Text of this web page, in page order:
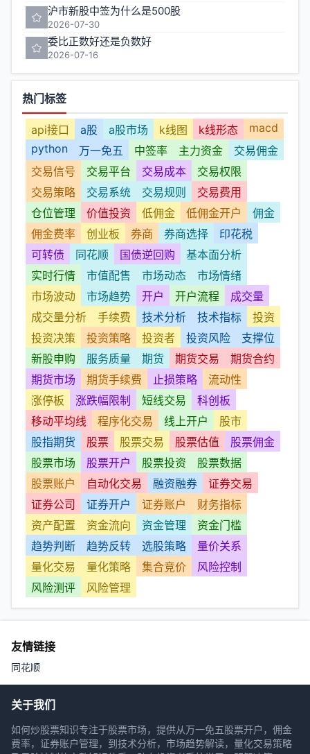
沪市新股中签为什么是500股
2026-07-30
委比正数好还是负数好
2026-07-16
热门标签
api接口 a股 a股市场 k线图 k线形态
macd
python
万一免五 中签率 主力资金
交易佣金
交易信号
交易平台 交易成本
交易权限
交易策略
交易系统 交易规则
交易费用
仓位管理
价值投资 低佣金 低佣金开户
佣金
佣金费率
创业板 券商 券商选择
印花税
可转债
同花顺 国债逆回购
基本面分析
实时行情
市值配售 市场动态
市场情绪
市场波动
市场趋势 开户 开户流程
成交量
成交量分析
手续费 技术分析 技术指标
投资
投资决策
投资策略 投资者 投资风险
支撑位
新股申购
服务质量 期货 期货交易
期货合约
期货市场
期货手续费 止损策略
流动性
涨停板
涨跌幅限制 短线交易
科创板
移动平均线
程序化交易 线上开户
股市
股指期货
股票 股票交易 股票估值
股票佣金
股票市场
股票开户 股票投资
股票数据
股票账户
自动化交易 融资融券
证券交易
证券公司
证券开户 证券账户
财务指标
资产配置
资金流向 资金管理
资金门槛
趋势判断
趋势反转 选股策略
量价关系
量化交易
量化策略 集合竞价
风险控制
风险测评
风险管理
友情链接
同花顺
关于我们
如何炒股票知识专注于股票市场，提供从万一免五股票开户，佣金
费率，证券账户管理，到技术分析，市场趋势解读，量化交易策略